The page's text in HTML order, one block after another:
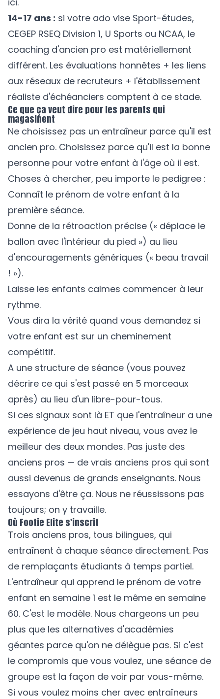
14-17 ans : si votre ado vise Sport-études,
CEGEP RSEQ Division 1, U Sports ou NCAA, le
coaching d'ancien pro est matériellement
différent. Les évaluations honnêtes + les liens
aux réseaux de recruteurs + l'établissement
réaliste d'échéanciers comptent à ce stade.
Ce que ça veut dire pour les parents qui
magasinent
Ne choisissez pas un entraîneur parce qu'il est
ancien pro. Choisissez parce qu'il est la bonne
personne pour votre enfant à l'âge où il est.
Choses à chercher, peu importe le pedigree :
Connaît le prénom de votre enfant à la
première séance.
Donne de la rétroaction précise (« déplace le
ballon avec l'intérieur du pied ») au lieu
d'encouragements génériques (« beau travail
! »).
Laisse les enfants calmes commencer à leur
rythme.
Vous dira la vérité quand vous demandez si
votre enfant est sur un cheminement
compétitif.
A une structure de séance (vous pouvez
décrire ce qui s'est passé en 5 morceaux
après) au lieu d'un libre-pour-tous.
Si ces signaux sont là ET que l'entraîneur a une
expérience de jeu haut niveau, vous avez le
meilleur des deux mondes. Pas juste des
anciens pros — de vrais anciens pros qui sont
aussi devenus de grands enseignants. Nous
essayons d'être ça. Nous ne réussissons pas
toujours; on y travaille.
Où Footie Elite s'inscrit
Trois anciens pros, tous bilingues, qui
entraînent à chaque séance directement. Pas
de remplaçants étudiants à temps partiel.
L'entraîneur qui apprend le prénom de votre
enfant en semaine 1 est le même en semaine
60. C'est le modèle. Nous chargeons un peu
plus que les alternatives d'académies
géantes parce qu'on ne délègue pas. Si c'est
le compromis que vous voulez, une séance de
groupe est la façon de voir par vous-même.
Si vous voulez moins cher avec entraîneurs